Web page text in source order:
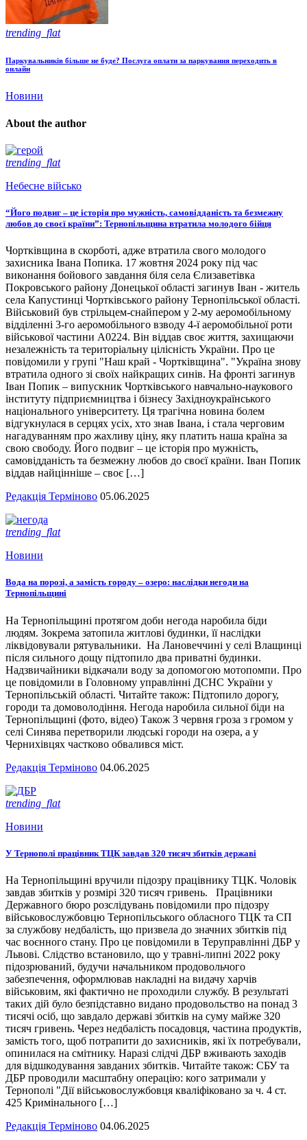
trending_flat
Паркувальників більше не буде? Послуга оплати за паркування переходить в
онлайн
Новини
About the author
trending_flat
Небесне військо
“Його подвиг – це історія про мужність, самовідданість та безмежну
любов до своєї країни”: Тернопільщина втратила молодого бійця
Чортківщина в скорботі, адже втратила свого молодого
захисника Івана Попика. 17 жовтня 2024 року під час
виконання бойового завдання біля села Єлизаветівка
Покровського району Донецької області загинув Іван - житель
села Капустинці Чортківського району Тернопільської області.
Військовий був стрільцем-снайпером у 2-му аеромобільному
відділенні 3-го аеромобільного взводу 4-ї аеромобільної роти
військової частини А0224. Він віддав своє життя, захищаючи
незалежність та територіальну цілісність України. Про це
повідомили у групі "Наш край - Чортківщина". "Україна знову
втратила одного зі своїх найкращих синів. На фронті загинув
Іван Попик – випускник Чортківського навчально-наукового
інституту підприємництва і бізнесу Західноукраїнського
національного університету. Ця трагічна новина болем
відгукнулася в серцях усіх, хто знав Івана, і стала черговим
нагадуванням про жахливу ціну, яку платить наша країна за
свою свободу. Його подвиг – це історія про мужність,
самовідданість та безмежну любов до своєї країни. Іван Попик
віддав найцінніше – своє […]
Редакція Терміново 05.06.2025
trending_flat
Новини
Вода на порозі, а замість городу – озеро: наслідки негоди на
Тернопільщині
На Тернопільщині протягом доби негода наробила біди
людям. Зокрема затопила житлові будинки, її наслідки
ліквідовували рятувальники. На Лановеччині у селі Влащинці
після сильного дощу підтопило два приватні будинки.
Надзвичайники відкачали воду за допомогою мотопомпи. Про
це повідомили в Головному управлінні ДСНС України у
Тернопільській області. Читайте також: Підтопило дорогу,
городи та домоволодіння. Негода наробила сильної біди на
Тернопільщині (фото, відео) Також 3 червня гроза з громом у
селі Синява перетворили людські городи на озера, а у
Чернихівцях частково обвалився міст.
Редакція Терміново 04.06.2025
trending_flat
Новини
У Тернополі працівник ТЦК завдав 320 тисяч збитків державі
На Тернопільщині вручили підозру працівнику ТЦК. Чоловік
завдав збитків у розмірі 320 тисяч гривень. Працівники
Державного бюро розслідувань повідомили про підозру
військовослужбовцю Тернопільського обласного ТЦК та СП
за службову недбалість, що призвела до значних збитків під
час воєнного стану. Про це повідомили в Теруправлінні ДБР у
Львові. Слідство встановило, що у травні-липні 2022 року
підозрюваний, будучи начальником продовольчого
забезпечення, оформлював накладні на видачу харчів
військовим, які фактично не проходили службу. В результаті
таких дій було безпідставно видано продовольство на понад 3
тисячі осіб, що завдало державі збитків на суму майже 320
тисяч гривень. Через недбалість посадовця, частина продуктів,
замість того, щоб потрапити до захисників, які їх потребували,
опинилася на смітнику. Наразі слідчі ДБР вживають заходів
для відшкодування завданих збитків. Читайте також: СБУ та
ДБР проводили масштабну операцію: кого затримали у
Тернополі "Дії військовослужбовця кваліфіковано за ч. 4 ст.
425 Кримінального […]
Редакція Терміново 04.06.2025